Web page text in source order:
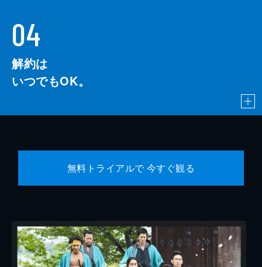
04
解約は
いつでもOK。
無料トライアルで 今すぐ観る